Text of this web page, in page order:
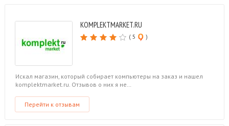
KOMPLEKTMARKET.RU
( 5 )
Искал магазин, который собирает компьютеры на заказ и нашел
komplektmarket.ru. Отзывов о них я не…
Перейти к отзывам